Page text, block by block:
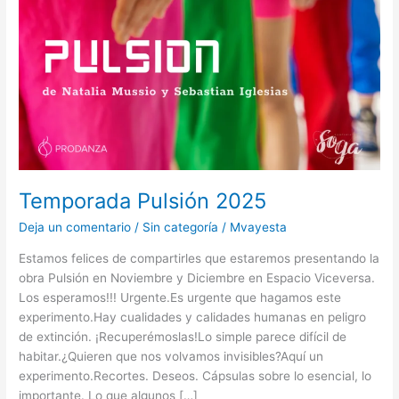
Temporada Pulsión 2025
Deja un comentario / Sin categoría / Mvayesta
Estamos felices de compartirles que estaremos presentando la
obra Pulsión en Noviembre y Diciembre en Espacio Viceversa.
Los esperamos!!! Urgente.Es urgente que hagamos este
experimento.Hay cualidades y calidades humanas en peligro
de extinción. ¡Recuperémoslas!Lo simple parece difícil de
habitar.¿Quieren que nos volvamos invisibles?Aquí un
experimento.Recortes. Deseos. Cápsulas sobre lo esencial, lo
importante. Lo que algunos […]